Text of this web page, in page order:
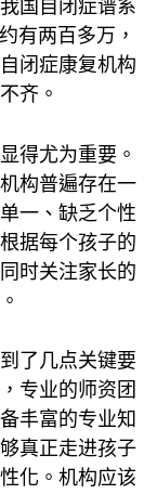
国自闭症谱系
有两百多万，
闭症康复机构
齐。
得尤为重要。
构普遍存在一
一、缺乏个性
据每个孩子的
时关注家长的
了几点关键要
专业的师资团
丰富的专业知
真正走进孩子
化。机构应该